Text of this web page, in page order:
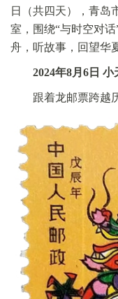
日（共四天），青岛
室，围绕“与时空对
舟，听故事，回望华
2024年8月6日
跟着龙邮票跨越